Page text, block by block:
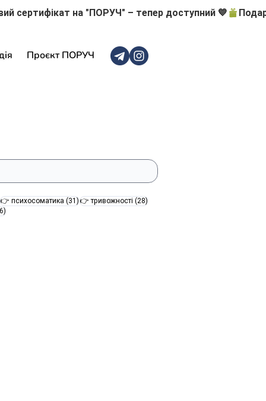
Проєкт ПОРУЧ
постів
👉 психосоматика (31)31 пост
👉 тривожності (28)28 постів
16 постів